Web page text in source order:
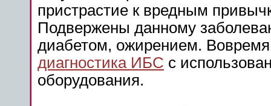
пристрастие к вредным
Подвержены данному
диабетом, ожирением.
диагностика ИБС с
оборудования.